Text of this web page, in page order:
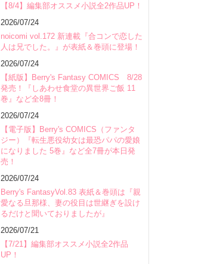
【8/4】編集部オススメ小説全2作品UP！
2026/07/24
noicomi vol.172 新連載『合コンで恋した
人は兄でした。』が表紙＆巻頭に登場！
2026/07/24
【紙版】Berry's Fantasy COMICS 8/28
発売！『しあわせ食堂の異世界ご飯 11
巻』など全8冊！
2026/07/24
【電子版】Berry's COMICS（ファンタ
ジー）『転生悪役幼女は最恐パパの愛娘
になりました 5巻』など全7冊が本日発
売！
2026/07/24
Berry's FantasyVol.83 表紙＆巻頭は『親
愛なる旦那様、妻の役目は世継ぎを設け
るだけと聞いておりましたが』
2026/07/21
【7/21】編集部オススメ小説全2作品
UP！